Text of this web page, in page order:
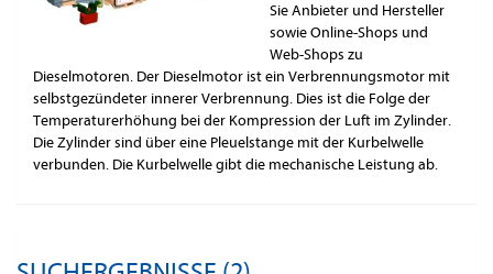
Sie Anbieter und Hersteller
sowie Online-Shops und
Web-Shops zu
Dieselmotoren. Der Dieselmotor ist ein Verbrennungsmotor mit
selbstgezündeter innerer Verbrennung. Dies ist die Folge der
Temperaturerhöhung bei der Kompression der Luft im Zylinder.
Die Zylinder sind über eine Pleuelstange mit der Kurbelwelle
verbunden. Die Kurbelwelle gibt die mechanische Leistung ab.